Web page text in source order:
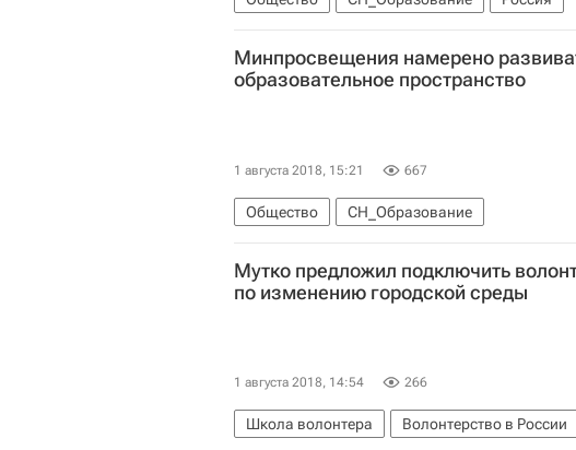
Минпросвещения намерено
образовательное пространство
1 августа 2018, 15:21 667
Общество
СН_Образование
Министерство просвещения России
Мутко предложил подключить
по изменению городской среды
1 августа 2018, 14:54 266
Школа волонтера Волонтерство в России